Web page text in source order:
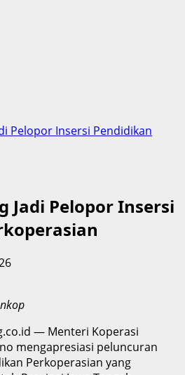
Pelopor Insersi Pendidikan
Jadi Pelopor Insersi
— Menteri Koperasi
mengapresiasi peluncuran
Perkoperasian yang